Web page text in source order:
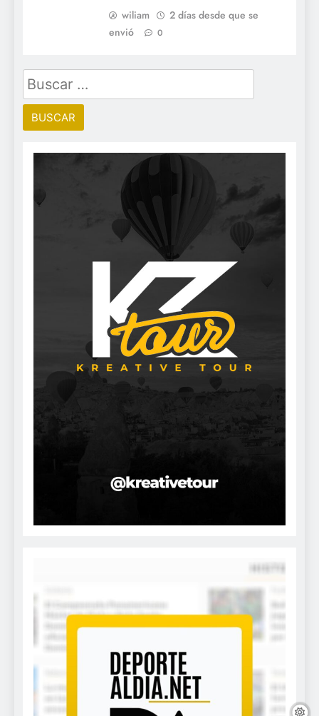
wiliam
2 días desde que se
envió
0
Buscar: